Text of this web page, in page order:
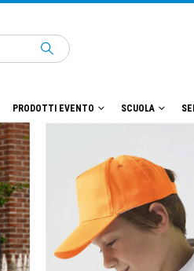
PRODOTTI EVENTO SCUOLA